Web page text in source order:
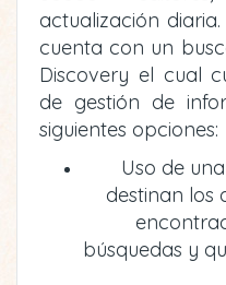
actualización
cuenta con un
Discovery el cual
de gestión de
siguientes opciones:
Uso de
destinan los
búsquedas y